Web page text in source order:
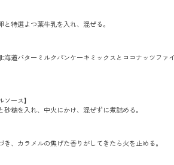
と特選よつ葉牛乳を入れ、混ぜる。
海道バターミルクパンケーキミックスとココナッツフ
ソース】
砂糖を入れ、中火にかけ、混ぜずに煮詰める。
き、カラメルの焦げた香りがしてきたら火を止める。